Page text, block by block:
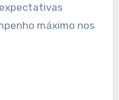
máximo nos